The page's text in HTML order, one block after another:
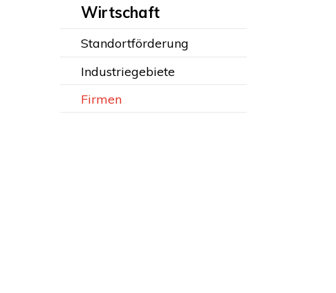
Subnavigation:
Wirtschaft
Standortförderung
Industriegebiete
Firmen